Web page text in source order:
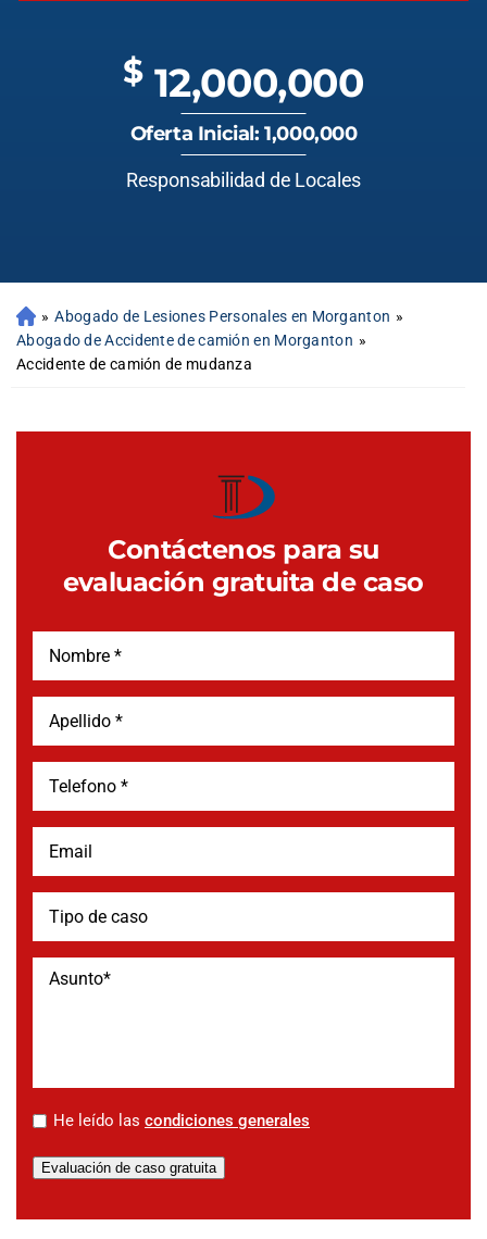
$ 12,000,000
Oferta Inicial: 1,000,000
Responsabilidad de Locales
» Abogado de Lesiones Personales en Morganton »
Abogado de Accidente de camión en Morganton »
Accidente de camión de mudanza
Contáctenos para su
evaluación gratuita de caso
* He leído las condiciones generales
Evaluación de caso gratuita